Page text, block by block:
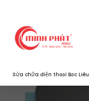
content
Sửa chữa điện thoại Bạc Liêu